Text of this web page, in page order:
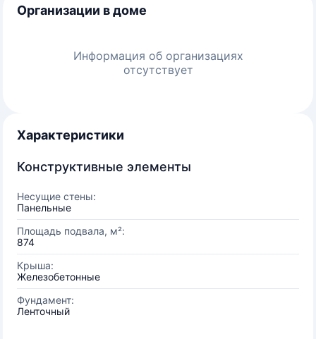
Организации в доме
Информация об организациях
отсутствует
Характеристики
Конструктивные элементы
Несущие стены:
Панельные
Площадь подвала, м²:
874
Крыша:
Железобетонные
Фундамент:
Ленточный